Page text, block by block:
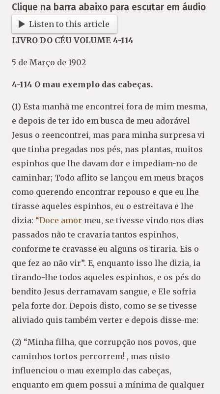
Clique na barra abaixo para escutar em áudio
Listen to this article
LIVRO DO CÉU VOLUME 4-114
5 de Março de 1902
4-114 O mau exemplo das cabeças.
(1) Esta manhã me encontrei fora de mim mesma,
e depois de ter ido em busca de meu adorável
Jesus o reencontrei, mas para minha surpresa vi
que tinha pregadas nos pés, nas plantas, muitos
espinhos que lhe davam dor e impediam-no de
caminhar; Todo aflito se lançou em meus braços
como querendo encontrar repouso e que eu lhe
tirasse aqueles espinhos, eu o estreitava e lhe
dizia: “Doce amor meu, se tivesse vindo nos dias
passados não te cravaria tantos espinhos,
conforme te cravasse eu alguns os tiraria. Eis o
que fez ao não vir”. E, enquanto isso lhe dizia, ia
tirando-lhe todos aqueles espinhos, e os pés do
bendito Jesus derramavam sangue, e Ele sofria
pela forte dor. Depois disto, como se se tivesse
aliviado quis também verter e depois disse-me:
(2) “Minha filha, que corrupção nos povos, que
caminhos tortos percorrem! , mas nisto
influenciou o mau exemplo das cabeças,
enquanto em quem possui a mínima de qualquer